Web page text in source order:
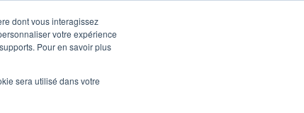
dont vous interagissez
votre expérience
Pour en savoir plus
sera utilisé dans votre
réalisationsActualités